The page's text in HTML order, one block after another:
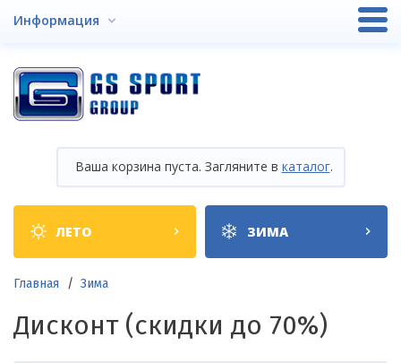
Информация
Ваша корзина пуста. Загляните в каталог.
Shop
categories
ЛЕТО ЗИМА
Строка
навигации
Главная Зима
Дисконт (скидки до 70%)